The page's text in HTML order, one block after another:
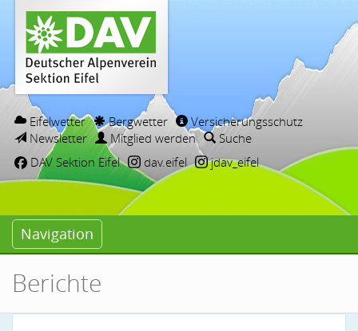
Eifelwetter Bergwetter
Versicherungsschutz
Newsletter
Mitglied werden
Suche
DAV Sektion Eifel
dav.eifel jdav_eifel
Navigation
Berichte